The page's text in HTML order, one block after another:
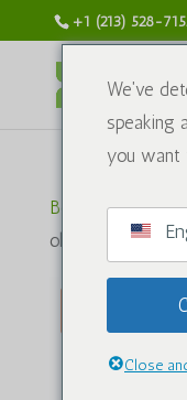
+1 (213) 528-
Bosh sahifa/
oksidlovchi
We've
speaking
you want
Close